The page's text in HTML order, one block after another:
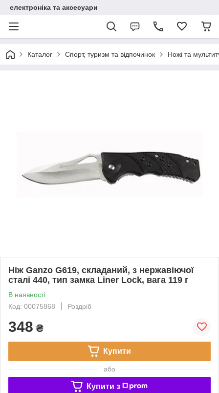
електроніка та аксесуари
Каталог Спорт, туризм та відпочинок Ножі та
Ніж Ganzo G619, складаний, з нержавіючої
сталі 440, тип замка Liner Lock, вага 119 г
В наявності
Код: 00075868
Роздріб
348 ₴
Купити
або
Купити з